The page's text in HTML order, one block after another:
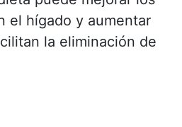
el hígado y aumentar
la eliminación de